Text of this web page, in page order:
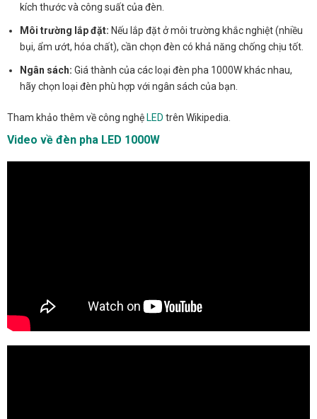
kích thước và công suất của đèn.
Môi trường lắp đặt: Nếu lắp đặt ở môi trường khắc nghiệt (nhiều
bụi, ẩm ướt, hóa chất), cần chọn đèn có khả năng chống chịu tốt.
Ngân sách: Giá thành của các loại đèn pha 1000W khác nhau,
hãy chọn loại đèn phù hợp với ngân sách của bạn.
Tham khảo thêm về công nghệLED trên Wikipedia.
Video về đèn pha LED 1000W